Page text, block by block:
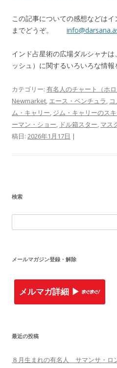
この記事についての感想などは
までどうぞ。
インド占星術の広場ダルシャナ
ッシュ）に関するいろいろな情報
カテゴリー: 有名人のチャート（ホロ
Newmarket, エース・ベンチュラ,
ム・キャリー, ジム・キャリーのス
ーマン・ショー, ドル箱スター, マス
稿日: 2026年1月17日 |
検索
索
メールマガジン登録・解除
メルマガ詳細 ▶︎
最近の投稿
８月生まれの有名人 サマンサ・ロ